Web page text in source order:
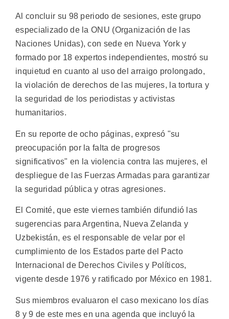
Al concluir su 98 periodo de sesiones, este grupo
especializado de la ONU (Organización de las
Naciones Unidas), con sede en Nueva York y
formado por 18 expertos independientes, mostró su
inquietud en cuanto al uso del arraigo prolongado,
la violación de derechos de las mujeres, la tortura y
la seguridad de los periodistas y activistas
humanitarios.
En su reporte de ocho páginas, expresó "su
preocupación por la falta de progresos
significativos" en la violencia contra las mujeres, el
despliegue de las Fuerzas Armadas para garantizar
la seguridad pública y otras agresiones.
El Comité, que este viernes también difundió las
sugerencias para Argentina, Nueva Zelanda y
Uzbekistán, es el responsable de velar por el
cumplimiento de los Estados parte del Pacto
Internacional de Derechos Civiles y Políticos,
vigente desde 1976 y ratificado por México en 1981.
Sus miembros evaluaron el caso mexicano los días
8 y 9 de este mes en una agenda que incluyó la